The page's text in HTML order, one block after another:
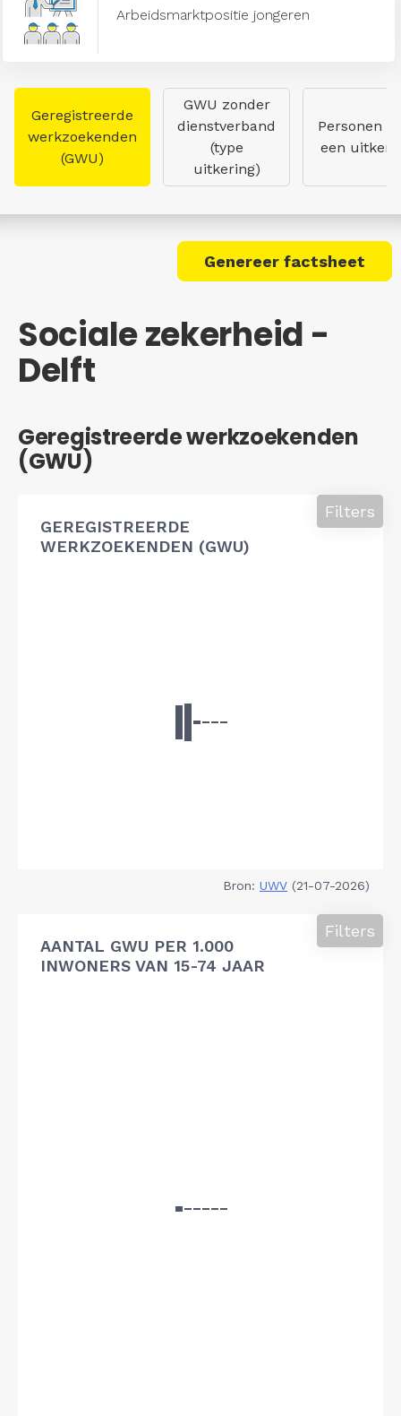
Arbeidsmarktpositie jongeren
Geregistreerde
werkzoekenden
(GWU)
GWU zonder
dienstverband
(type
uitkering)
Personen
een
Genereer factsheet
Sociale zekerheid -
Delft
Geregistreerde werkzoekenden
(GWU)
GEREGISTREERDE
WERKZOEKENDEN (GWU)
Filters
Bron: UWV (21-07-2026)
AANTAL GWU PER 1.000
INWONERS VAN 15-74 JAAR
Filters